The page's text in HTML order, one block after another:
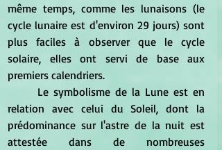
même temps, comme les lunaisons (le
cycle lunaire est d'environ 29 jours) sont
plus faciles à observer que le cycle
solaire, elles ont servi de base aux
premiers calendriers.
relation avec celui du Soleil, dont la
prédominance sur l'astre de la nuit est
attestée dans de nombreuses